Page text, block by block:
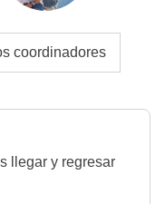
coordinadores
llegar y regresar